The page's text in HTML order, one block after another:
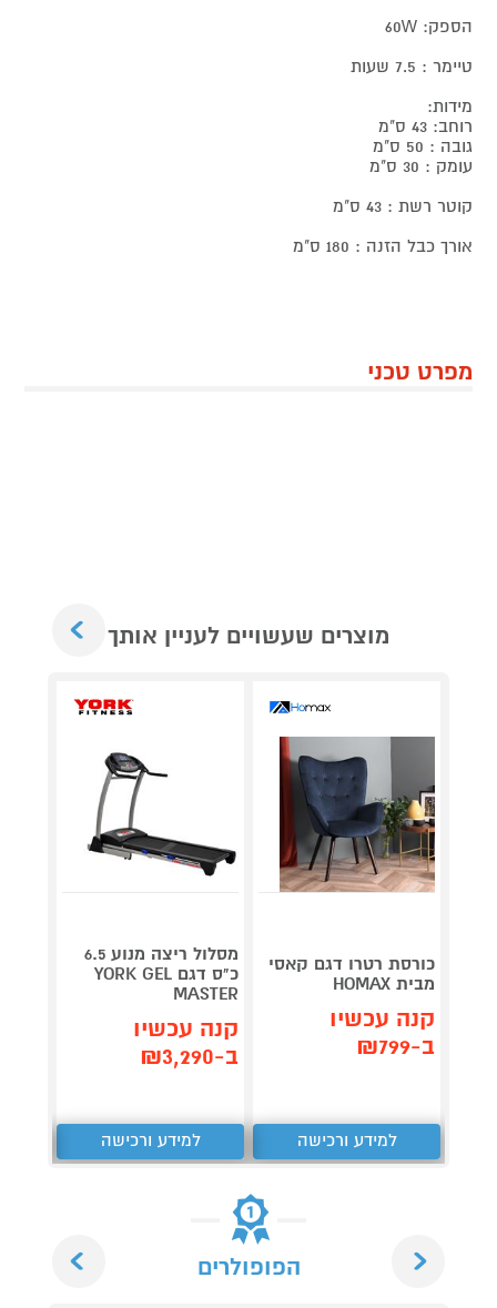
הספק: 60W
טיימר : 7.5 שעות
מידות:
רוחב: 43 ס"מ
גובה : 50 ס"מ
עומק : 30 ס"מ
קוטר רשת : 43 ס"מ
אורך כבל הזנה : 180 ס"מ
מפרט טכני
מוצרים שעשויים לעניין אותך
כורסת רטרו דגם קאסי
מבית HOMAX
קנה עכשיו
ב-₪799
למידע ורכישה
מסלול ריצה מנוע 6.5
כ"ס דגם YORK GEL
MASTER
קנה עכשיו
ב-₪3,290
למידע ורכישה
הפופולרים